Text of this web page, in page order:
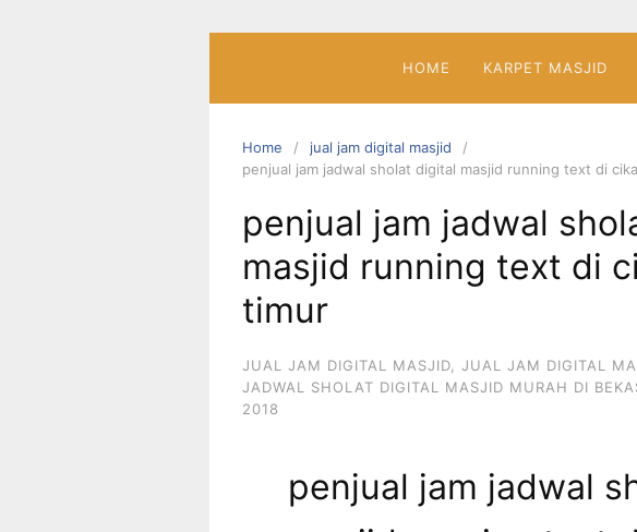
HOME KARPET MASJID
Home
jual jam digital masjid
penjual jam jadwal sholat digital masjid running text di
penjual jam jadwal
masjid running text di
timur
JUAL JAM DIGITAL MASJID JUAL JAM DIGITAL
JADWAL SHOLAT DIGITAL MASJID MURAH DI
2018
penjual jam jadwal